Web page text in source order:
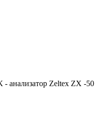
- анализатор Zeltex ZX -50